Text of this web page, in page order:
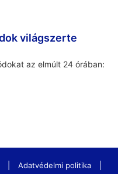
világszerte
az elmúlt 24 órában:
Adatvédelmi politika